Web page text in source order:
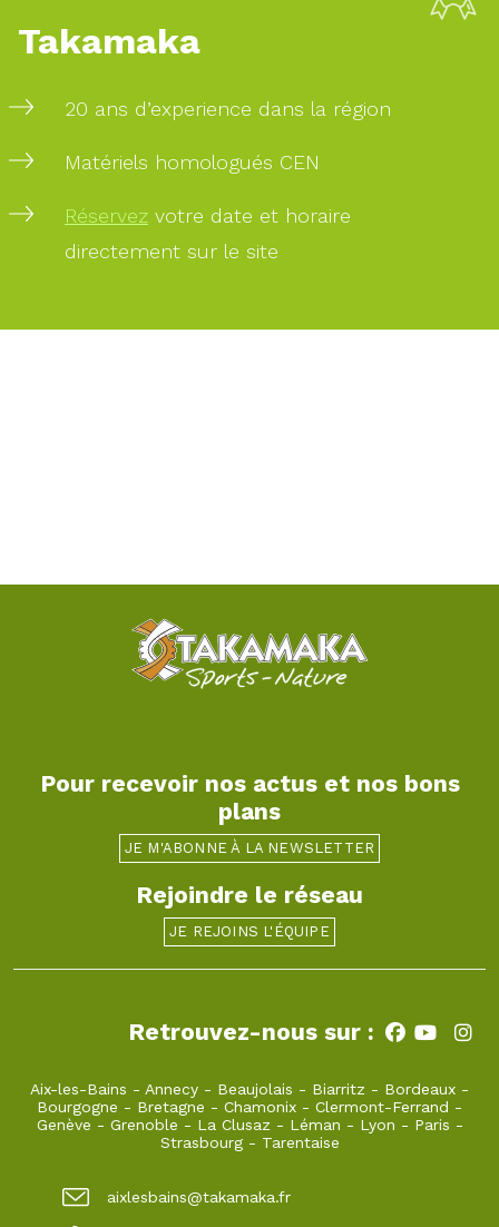
Takamaka
20 ans d’experience dans la région
Matériels homologués CEN
Réservez votre date et horaire
directement sur le site
Pour recevoir nos actus et nos bons
plans
JE M'ABONNE À LA NEWSLETTER
Rejoindre le réseau
JE REJOINS L'ÉQUIPE
Retrouvez-nous sur :
Aix-les-Bains - Annecy - Beaujolais - Biarritz - Bordeaux -
Bourgogne - Bretagne - Chamonix - Clermont-Ferrand -
Genève - Grenoble - La Clusaz - Léman - Lyon - Paris -
Strasbourg- Tarentaise
aixlesbains@takamaka.fr